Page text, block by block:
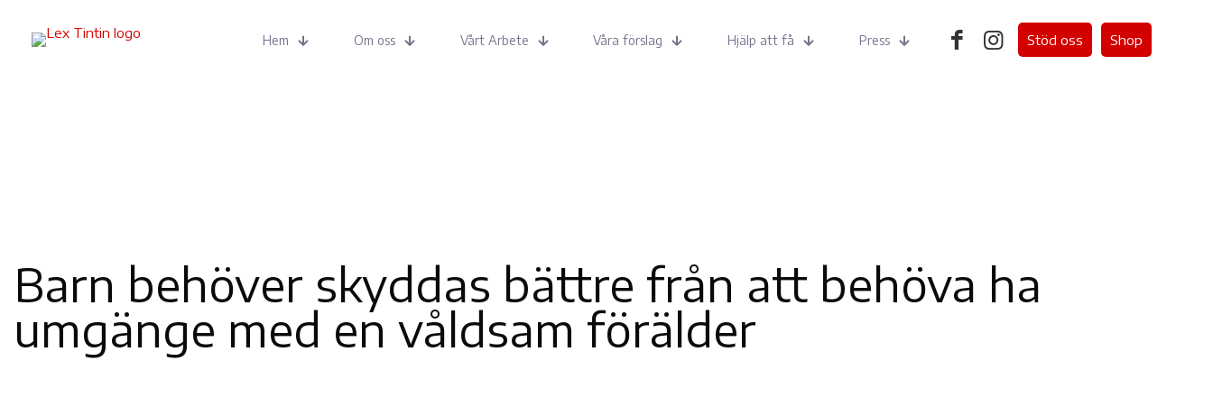
Hem Om oss Vårt Arbete Våra förslag Hjälp att få Press Stöd oss Shop
Barn behöver skyddas bättre från att behöva ha
umgänge med en våldsam förälder